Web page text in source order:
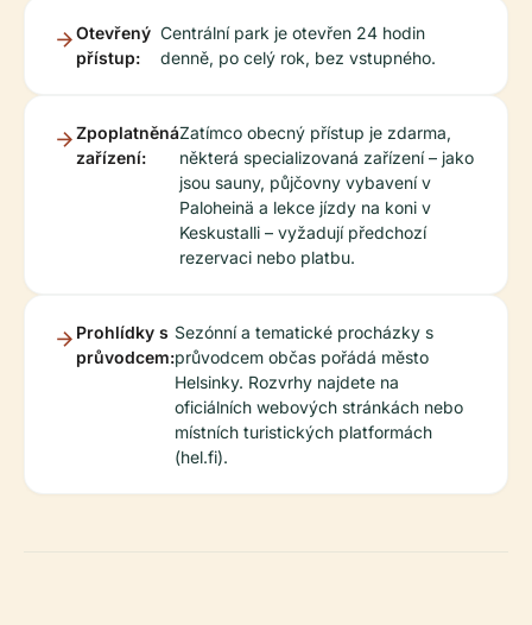
Otevřený
přístup:
Centrální park je otevřen 24 hodin
denně, po celý rok, bez vstupného.
Zpoplatněná
zařízení:
Zatímco obecný přístup je zdarma,
některá specializovaná zařízení – jako
jsou sauny, půjčovny vybavení v
Paloheinä a lekce jízdy na koni v
Keskustalli – vyžadují předchozí
rezervaci nebo platbu.
Prohlídky s
průvodcem:
Sezónní a tematické procházky s
průvodcem občas pořádá město
Helsinky. Rozvrhy najdete na
oficiálních webových stránkách nebo
místních turistických platformách
(hel.fi).